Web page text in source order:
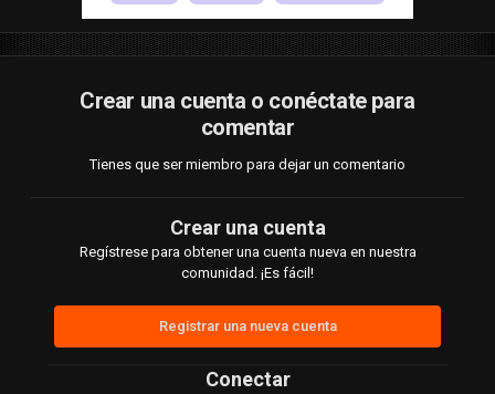
Crear una cuenta o conéctate para
comentar
Tienes que ser miembro para dejar un comentario
Crear una cuenta
Regístrese para obtener una cuenta nueva en nuestra
comunidad. ¡Es fácil!
Registrar una nueva cuenta
Conectar